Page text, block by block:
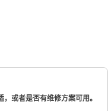
或者是否有维修方案可用。